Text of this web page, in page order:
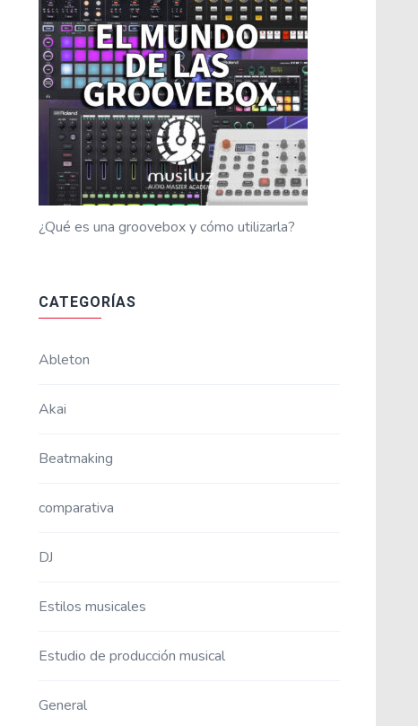
¿Qué es una groovebox y cómo utilizarla?
CATEGORÍAS
Ableton
Akai
Beatmaking
comparativa
DJ
Estilos musicales
Estudio de producción musical
General